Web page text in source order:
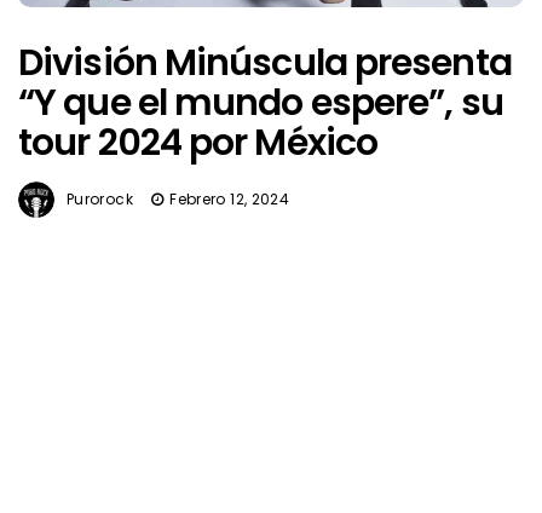
División Minúscula presenta
“Y que el mundo espere”, su
tour 2024 por México
Purorock Febrero 12, 2024